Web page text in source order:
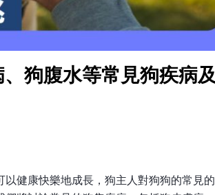
狗腹水等常見狗疾病及
健康快樂地成長，狗主人對狗狗的常見的